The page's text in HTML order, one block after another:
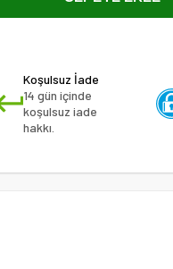
Koşulsuz İade
14 gün içinde
koşulsuz iade
hakkı.